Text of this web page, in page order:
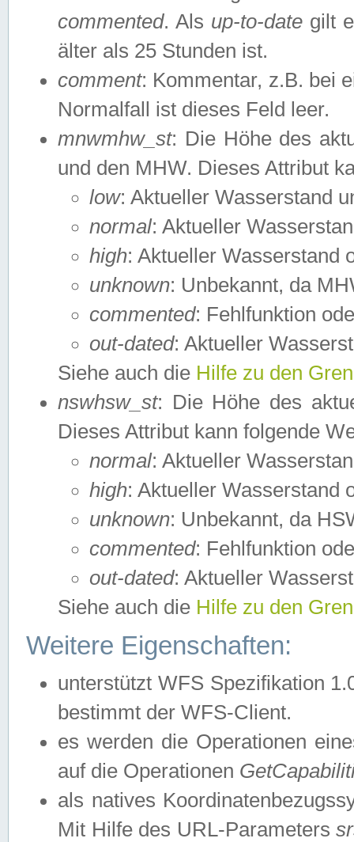
commented. Als up-to-date gilt
älter als 25 Stunden ist.
comment: Kommentar, z.B. bei
Normalfall ist dieses Feld leer.
mnwmhw_st: Die Höhe des
und den MHW. Dieses Attribut
low: Aktueller Wasserstand
normal: Aktueller
high: Aktueller Wasserstand
unknown: Unbekannt, da
commented: Fehlfunktion
out-dated: Aktueller
Siehe auch die Hilfe zu den
nswhsw_st: Die Höhe des
Dieses Attribut kann folgende
normal: Aktueller
high: Aktueller Wasserstand
unknown: Unbekannt, da
commented: Fehlfunktion
out-dated: Aktueller
Siehe auch die Hilfe zu den
Weitere Eigenschaften:
unterstützt WFS Spezifikation
bestimmt der WFS-Client.
es werden die Operationen
auf die Operationen
als natives
Mit Hilfe des URL-Parameters